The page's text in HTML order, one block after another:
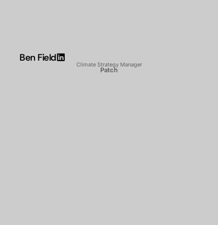
Ben Field
Climate Strategy Manager
Patch